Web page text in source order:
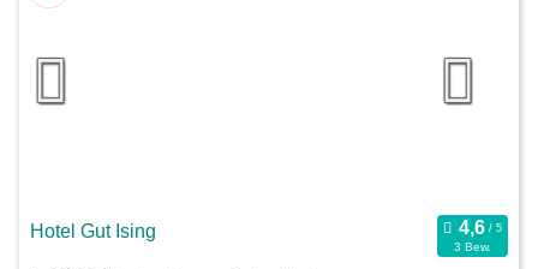
Hotel Gut Ising
3 Bew.